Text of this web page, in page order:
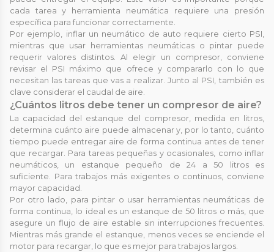
cada tarea y herramienta neumática requiere una presión
específica para funcionar correctamente.
Por ejemplo, inflar un neumático de auto requiere cierto PSI,
mientras que usar herramientas neumáticas o pintar puede
requerir valores distintos. Al elegir un compresor, conviene
revisar el PSI máximo que ofrece y compararlo con lo que
necesitan las tareas que vas a realizar. Junto al PSI, también es
clave considerar el caudal de aire.
¿Cuántos litros debe tener un compresor de aire?
La capacidad del estanque del compresor, medida en litros,
determina cuánto aire puede almacenar y, por lo tanto, cuánto
tiempo puede entregar aire de forma continua antes de tener
que recargar. Para tareas pequeñas y ocasionales, como inflar
neumáticos, un estanque pequeño de 24 a 50 litros es
suficiente. Para trabajos más exigentes o continuos, conviene
mayor capacidad.
Por otro lado, para pintar o usar herramientas neumáticas de
forma continua, lo ideal es un estanque de 50 litros o más, que
asegure un flujo de aire estable sin interrupciones frecuentes.
Mientras más grande el estanque, menos veces se enciende el
motor para recargar, lo que es mejor para trabajos largos.